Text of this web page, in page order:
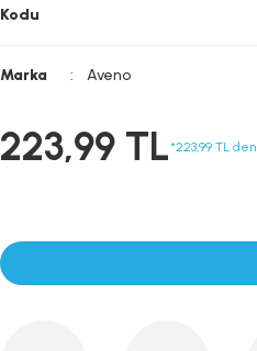
Kodu
Marka Aveno
223,99 TL*223,99 TL